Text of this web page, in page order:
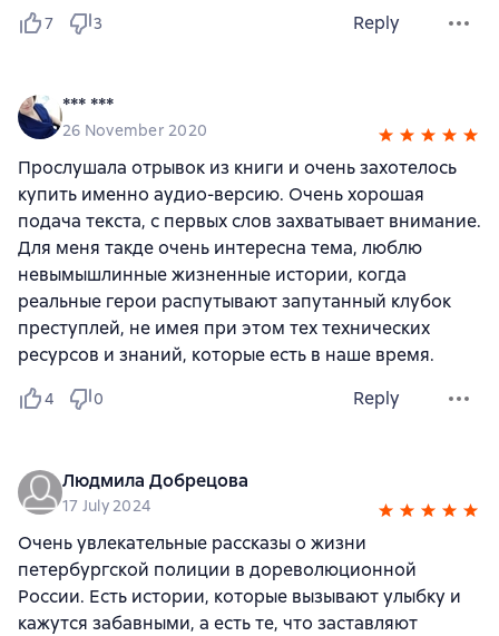
7 3 Reply
*** ***
26 November 2020
Прослушала отрывок из книги и очень захотелось
купить именно аудио-версию. Очень хорошая
подача текста, с первых слов захватывает внимание.
Для меня такде очень интересна тема, люблю
невымышлинные жизненные истории, когда
реальные герои распутывают запутанный клубок
преступлей, не имея при этом тех технических
ресурсов и знаний, которые есть в наше время.
4 0 Reply
Людмила Добрецова
17 July 2024
Очень увлекательные рассказы о жизни
петербургской полиции в дореволюционной
России. Есть истории, которые вызывают улыбку и
кажутся забавными, а есть те, что заставляют